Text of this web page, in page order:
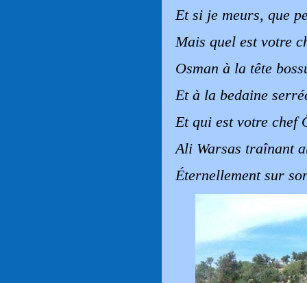
Et si je meurs, que
Mais quel est votre
Osman à la tête
Et à la bedaine
Et qui est votre chef
Ali Warsas traînant
Éternellement sur